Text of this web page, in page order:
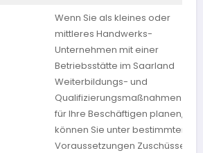
Wenn Sie als kleines oder
mittleres Handwerks-
Unternehmen mit einer
Betriebsstätte im Saarland
Weiterbildungs- und
Qualifizierungsmaßnahmen
für Ihre Beschäftigen planen,
können Sie unter bestimmten
Voraussetzungen Zuschüsse